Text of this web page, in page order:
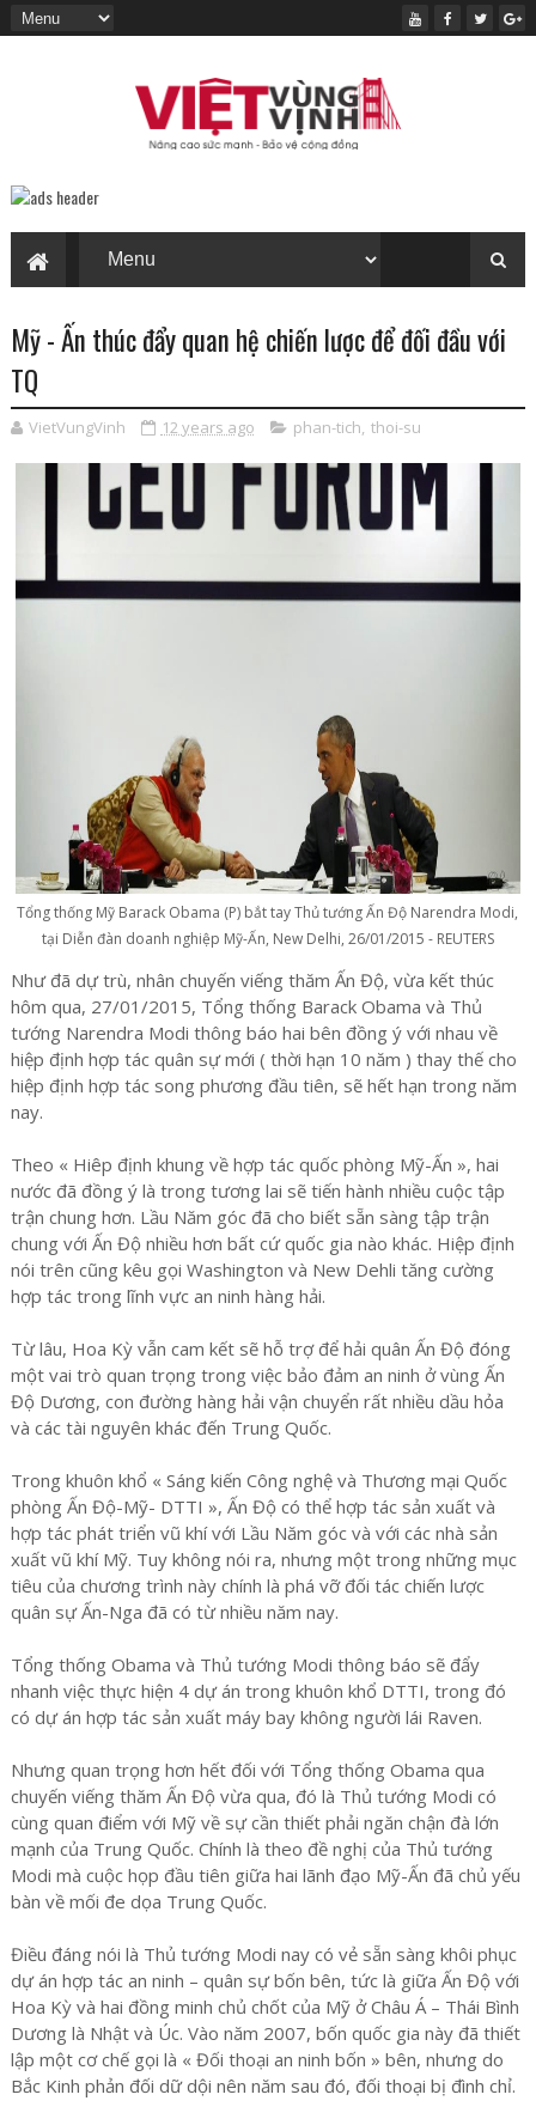
Mỹ - Ấn thúc đẩy quan hệ chiến lược để đối đầu với
TQ
VietVungVinh 12 years ago phan-tich, thoi-su
Tổng thống Mỹ Barack Obama (P) bắt tay Thủ tướng Ấn Độ Narendra Modi,
tại Diễn đàn doanh nghiệp Mỹ-Ấn, New Delhi, 26/01/2015 - REUTERS
Như đã dự trù, nhân chuyến viếng thăm Ấn Độ, vừa kết thúc
hôm qua, 27/01/2015, Tổng thống Barack Obama và Thủ
tướng Narendra Modi thông báo hai bên đồng ý với nhau về
hiệp định hợp tác quân sự mới ( thời hạn 10 năm ) thay thế cho
hiệp định hợp tác song phương đầu tiên, sẽ hết hạn trong năm
nay.
Theo « Hiêp định khung về hợp tác quốc phòng Mỹ-Ấn », hai
nước đã đồng ý là trong tương lai sẽ tiến hành nhiều cuộc tập
trận chung hơn. Lầu Năm góc đã cho biết sẵn sàng tập trận
chung với Ấn Độ nhiều hơn bất cứ quốc gia nào khác. Hiệp định
nói trên cũng kêu gọi Washington và New Dehli tăng cường
hợp tác trong lĩnh vực an ninh hàng hải.
Từ lâu, Hoa Kỳ vẫn cam kết sẽ hỗ trợ để hải quân Ấn Độ đóng
một vai trò quan trọng trong việc bảo đảm an ninh ở vùng Ấn
Độ Dương, con đường hàng hải vận chuyển rất nhiều dầu hỏa
và các tài nguyên khác đến Trung Quốc.
Trong khuôn khổ « Sáng kiến Công nghệ và Thương mại Quốc
phòng Ấn Độ-Mỹ- DTTI », Ấn Độ có thể hợp tác sản xuất và
hợp tác phát triển vũ khí với Lầu Năm góc và với các nhà sản
xuất vũ khí Mỹ. Tuy không nói ra, nhưng một trong những mục
tiêu của chương trình này chính là phá vỡ đối tác chiến lược
quân sự Ấn-Nga đã có từ nhiều năm nay.
Tổng thống Obama và Thủ tướng Modi thông báo sẽ đẩy
nhanh việc thực hiện 4 dự án trong khuôn khổ DTTI, trong đó
có dự án hợp tác sản xuất máy bay không người lái Raven.
Nhưng quan trọng hơn hết đối với Tổng thống Obama qua
chuyến viếng thăm Ấn Độ vừa qua, đó là Thủ tướng Modi có
cùng quan điểm với Mỹ về sự cần thiết phải ngăn chận đà lớn
mạnh của Trung Quốc. Chính là theo đề nghị của Thủ tướng
Modi mà cuộc họp đầu tiên giữa hai lãnh đạo Mỹ-Ấn đã chủ yếu
bàn về mối đe dọa Trung Quốc.
Điều đáng nói là Thủ tướng Modi nay có vẻ sẵn sàng khôi phục
dự án hợp tác an ninh – quân sự bốn bên, tức là giữa Ấn Độ với
Hoa Kỳ và hai đồng minh chủ chốt của Mỹ ở Châu Á – Thái Bình
Dương là Nhật và Úc. Vào năm 2007, bốn quốc gia này đã thiết
lập một cơ chế gọi là « Đối thoại an ninh bốn » bên, nhưng do
Bắc Kinh phản đối dữ dội nên năm sau đó, đối thoại bị đình chỉ.